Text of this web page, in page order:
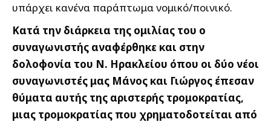
υπάρχει κανένα παράπτωμα νομικό/ποινικό.
Κατά την διάρκεια της ομιλίας του ο
συναγωνιστής αναφέρθηκε και στην
δολοφονία του Ν. Ηρακλείου όπου οι δύο νέοι
συναγωνιστές μας Μάνος και Γιώργος έπεσαν
θύματα αυτής της αριστερής τρομοκρατίας,
μιας τρομοκρατίας που χρηματοδοτείται από